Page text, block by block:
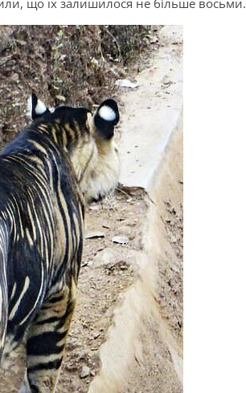
що їх залишилося не більше восьми.